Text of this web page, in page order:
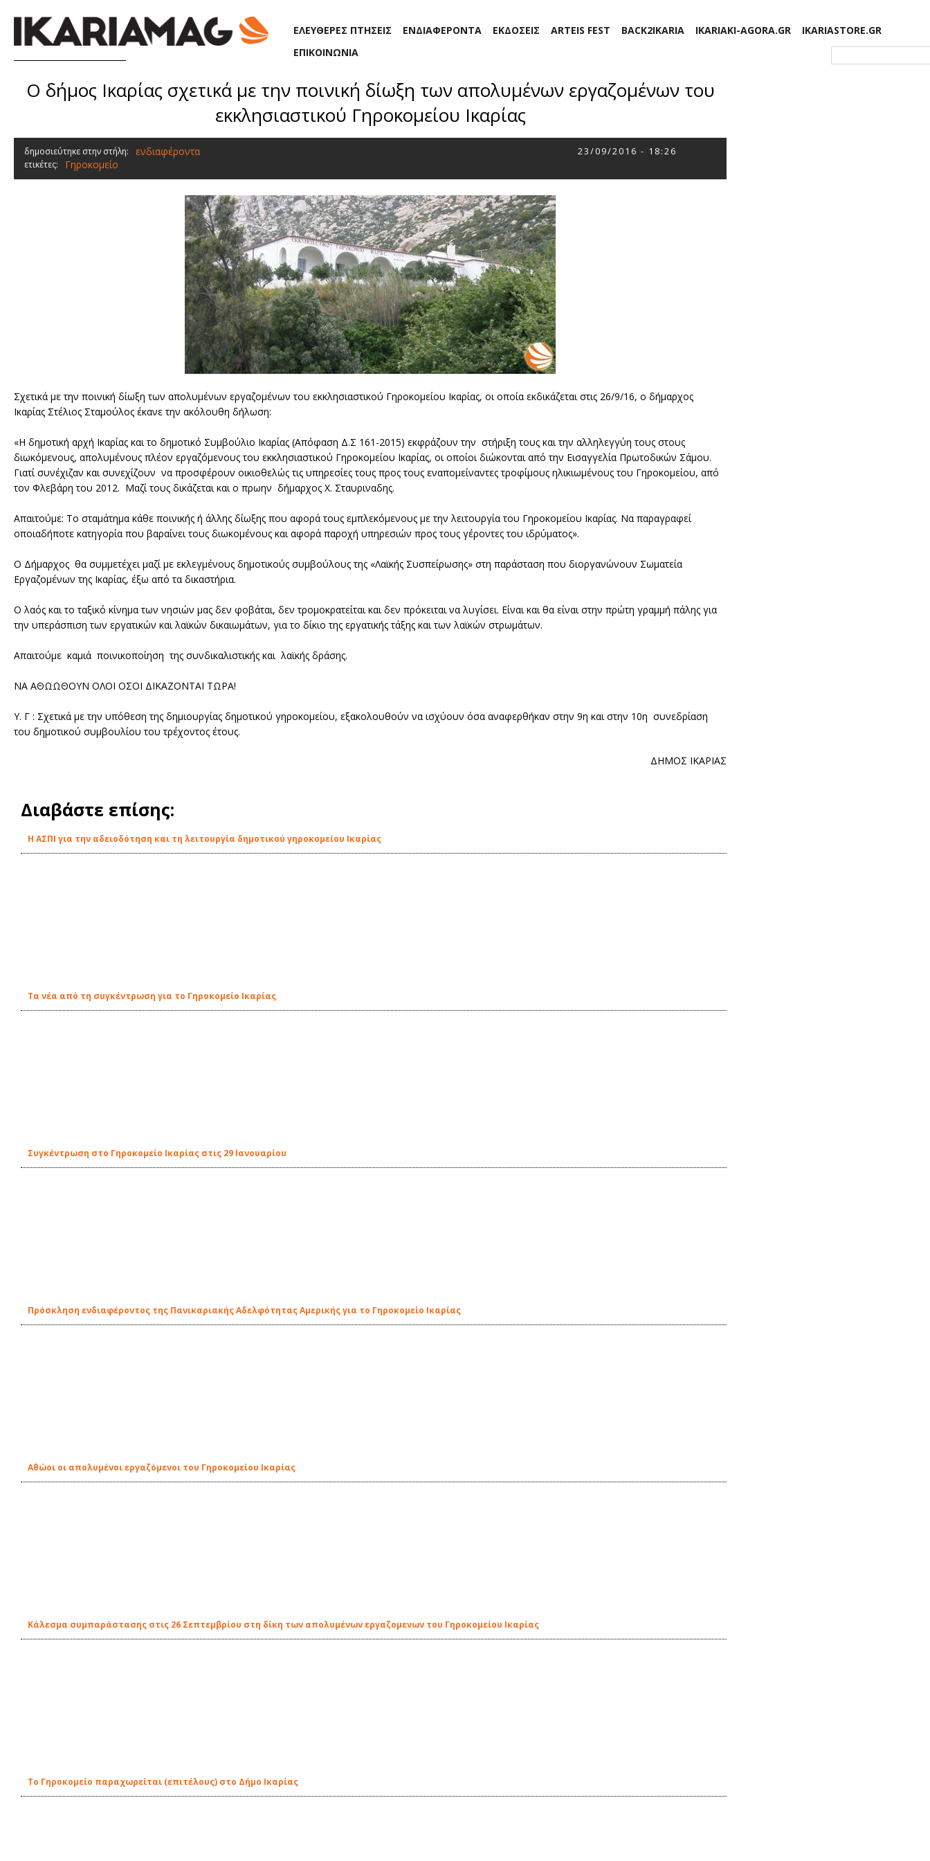
ΕΛΕΥΘΕΡΕΣ ΠΤΗΣΕΙΣ ΕΝΔΙΑΦΕΡΟΝΤΑ ΕΚΔΟΣΕΙΣ ARTEIS FEST BACK2IKARIA IKARIAKI-AGORA.GR
IKARIASTORE.GR
ΕΠΙΚΟΙΝΩΝΙΑ
O δήμος Ικαρίας σχετικά με την ποινική δίωξη των απολυμένων εργαζομένων του
εκκλησιαστικού Γηροκομείου Ικαρίας
δημοσιεύτηκε στην στήλη: ενδιαφέροντα 23/09/2016 - 18:26
ετικέτες: Γηροκομείο
Σχετικά με την ποινική δίωξη των απολυμένων εργαζομένων του εκκλησιαστικού Γηροκομείου Ικαρίας, οι οποία εκδικάζεται στις 26/9/16, ο δήμαρχος
Ικαρίας Στέλιος Σταμούλος έκανε την ακόλουθη δήλωση:
«Η δημοτική αρχή Ικαρίας και το δημοτικό Συμβούλιο Ικαρίας (Απόφαση Δ.Σ 161-2015) εκφράζουν την στήριξη τους και την αλληλεγγύη τους στους
διωκόμενους, απολυμένους πλέον εργαζόμενους του εκκλησιαστικού Γηροκομείου Ικαρίας, οι οποίοι διώκονται από την Εισαγγελία Πρωτοδικών Σάμου.
Γιατί συνέχιζαν και συνεχίζουν να προσφέρουν οικιοθελώς τις υπηρεσίες τους προς τους εναπομείναντες τροφίμους ηλικιωμένους του Γηροκομείου, από
τον Φλεβάρη του 2012. Μαζί τους δικάζεται και ο πρωην δήμαρχος Χ. Σταυριναδης.
Απαιτούμε: Το σταμάτημα κάθε ποινικής ή άλλης δίωξης που αφορά τους εμπλεκόμενους με την λειτουργία του Γηροκομείου Ικαρίας. Να παραγραφεί
οποιαδήποτε κατηγορία που βαραίνει τους διωκομένους και αφορά παροχή υπηρεσιών προς τους γέροντες του ιδρύματος».
Ο Δήμαρχος θα συμμετέχει μαζί με εκλεγμένους δημοτικούς συμβούλους της «Λαϊκής Συσπείρωσης» στη παράσταση που διοργανώνουν Σωματεία
Εργαζομένων της Ικαρίας, έξω από τα δικαστήρια.
Ο λαός και το ταξικό κίνημα των νησιών μας δεν φοβάται, δεν τρομοκρατείται και δεν πρόκειται να λυγίσει. Είναι και θα είναι στην πρώτη γραμμή πάλης για
την υπεράσπιση των εργατικών και λαϊκών δικαιωμάτων, για το δίκιο της εργατικής τάξης και των λαϊκών στρωμάτων.
Απαιτούμε καμιά ποινικοποίηση της συνδικαλιστικής και λαϊκής δράσης.
ΝΑ ΑΘΩΩΘΟΥΝ ΟΛΟΙ ΟΣΟΙ ΔΙΚΑΖΟΝΤΑΙ ΤΩΡΑ!
Υ. Γ : Σχετικά με την υπόθεση της δημιουργίας δημοτικού γηροκομείου, εξακολουθούν να ισχύουν όσα αναφερθήκαν στην 9η και στην 10η συνεδρίαση
του δημοτικού συμβουλίου του τρέχοντος έτους.
ΔΗΜΟΣ ΙΚΑΡΙΑΣ
Διαβάστε επίσης:
Η ΑΣΠΙ για την αδειοδότηση και τη λειτουργία δημοτικού γηροκομείου Ικαρίας
Τα νέα από τη συγκέντρωση για το Γηροκομείο Ικαρίας
Συγκέντρωση στο Γηροκομείο Ικαρίας στις 29 Ιανουαρίου
Πρόσκληση ενδιαφέροντος της Πανικαριακής Αδελφότητας Αμερικής για το Γηροκομείο Ικαρίας
Αθώοι οι απολυμένοι εργαζόμενοι του Γηροκομείου Ικαρίας
Κάλεσμα συμπαράστασης στις 26 Σεπτεμβρίου στη δίκη των απολυμένων εργαζομενων του Γηροκομείου Ικαρίας
To Γηροκομείο παραχωρείται (επιτέλους) στο Δήμο Ικαρίας